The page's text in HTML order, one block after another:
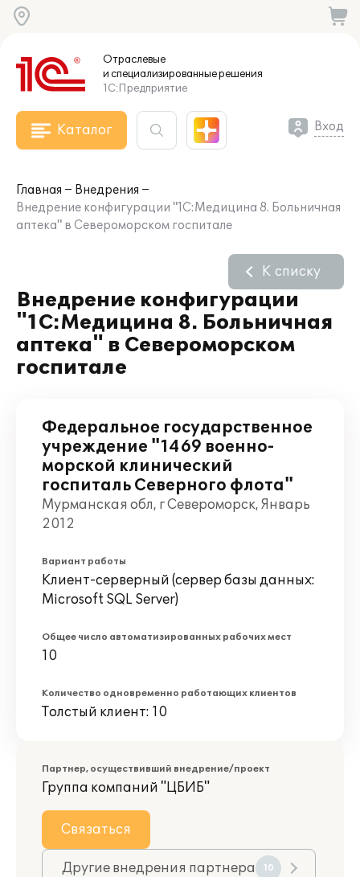
Отраслевые
и специализированныерешения
1С:Предприятие
Каталог Вход
Главная
Внедрения
Внедрение конфигурации "1С:Медицина 8. Больничная
аптека" в Североморском госпитале
Внедрение конфигурации
"1С:Медицина 8. Больничная
аптека" в Североморском
госпитале
К списку
Федеральное государственное
учреждение "1469 военно-
морской клинический
госпиталь Северного флота"
Мурманская обл, г Североморск, Январь
2012
Вариант работы
Клиент-серверный (сервер базы данных:
Microsoft SQL Server)
Общее число автоматизированных рабочих мест
10
Количество одновременно работающих клиентов
Толстый клиент: 10
Партнер, осуществивший внедрение/проект
Группа компаний "ЦБИБ"
Связаться
Другие внедрения партнера 10